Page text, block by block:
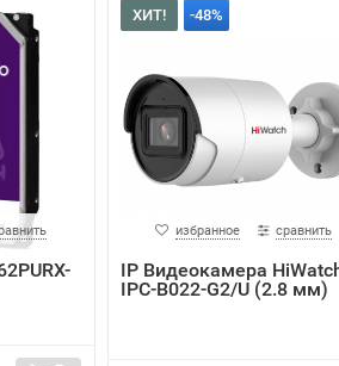
ХИТ! -48%
избранное сравнить
IP Видеокамера
IPC-B022-G2/U (2.8 мм)